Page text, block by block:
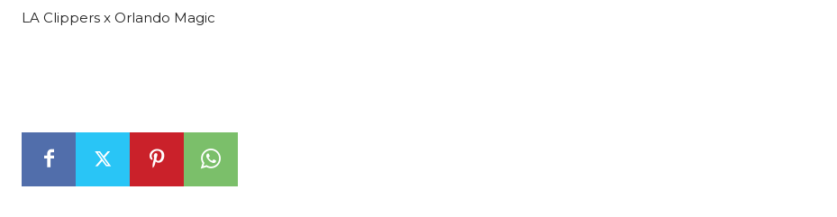
LA Clippers x Orlando Magic